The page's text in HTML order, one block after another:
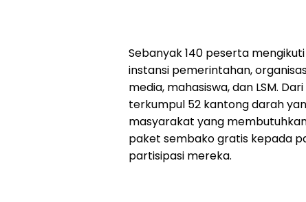
Sebanyak 140 peserta
instansi pemerintahan,
media, mahasiswa, dan LSM.
terkumpul 52 kantong darah
masyarakat yang
paket sembako gratis kepada
partisipasi mereka.